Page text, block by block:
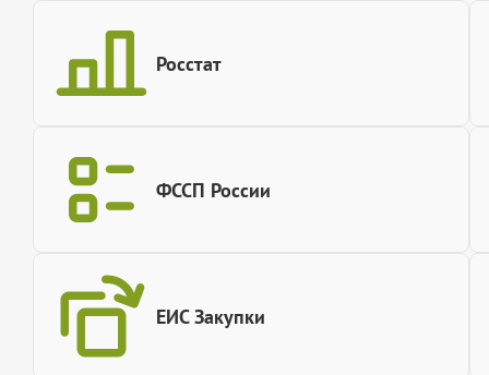
Росстат
ФССП России
ЕИС Закупки